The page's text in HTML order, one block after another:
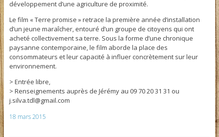
développement d’une agriculture de proximité.
Le film « Terre promise » retrace la première année d’installation
d’un jeune maraîcher, entouré d’un groupe de citoyens qui ont
acheté collectivement sa terre. Sous la forme d’une chronique
paysanne contemporaine, le film aborde la place des
consommateurs et leur capacité à influer concrètement sur leur
environnement.
> Entrée libre,
> Renseignements auprès de Jérémy au 09 70 20 31 31 ou
j.silva.tdl@gmail.com
18 mars 2015